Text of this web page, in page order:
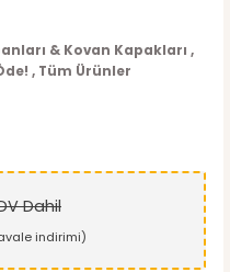
& Kovan Kapakları ,
, Tüm Ürünler
Dahil
indirimi)